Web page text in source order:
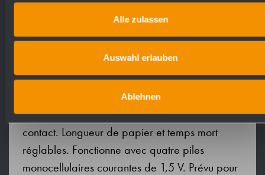
Alle zulassen
Auswahl erlauben
Ablehnen
chrome EN 1.4301) pour montage encastré.
Boîtier intégralement en acier inoxydable ; tous
les angles entièrement soudés, surfaces visibles
mates rectifiées et brossées. Distributeur
électrique de serviettes papier en rouleau avec
technologie de capteurs capacitive sans
contact. Longueur de papier et temps mort
réglables. Fonctionne avec quatre piles
monocellulaires courantes de 1,5 V. Prévu pour